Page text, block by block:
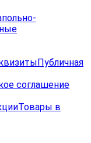
Публичная
соглашение
Товары в